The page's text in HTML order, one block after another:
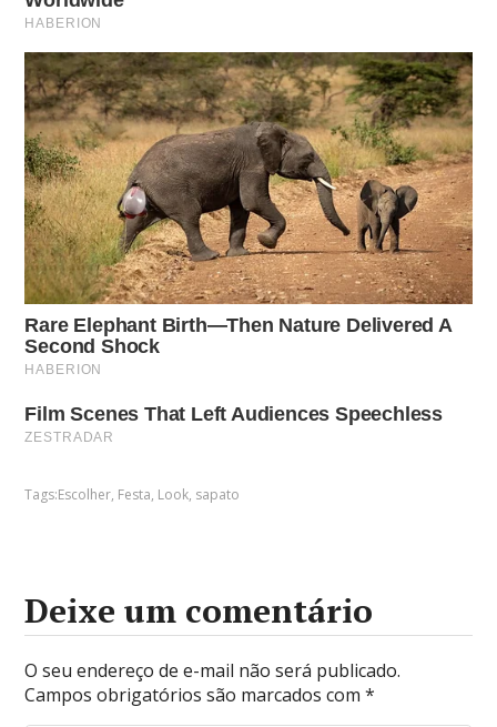
Tags:Escolher, Festa, Look, sapato
Deixe um comentário
O seu endereço de e-mail não será publicado.
Campos obrigatórios são marcados com*